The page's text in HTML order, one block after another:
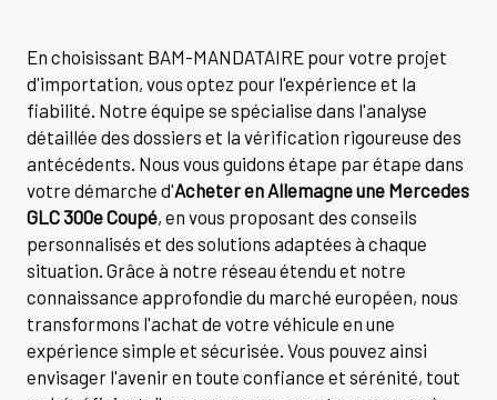
En choisissant BAM-MANDATAIRE pour votre projet
d'importation, vous optez pour l'expérience et la
fiabilité. Notre équipe se spécialise dans l'analyse
détaillée des dossiers et la vérification rigoureuse des
antécédents. Nous vous guidons étape par étape dans
votre démarche d'Acheter en Allemagne une Mercedes
GLC 300e Coupé, en vous proposant des conseils
personnalisés et des solutions adaptées à chaque
situation. Grâce à notre réseau étendu et notre
connaissance approfondie du marché européen, nous
transformons l'achat de votre véhicule en une
expérience simple et sécurisée. Vous pouvez ainsi
envisager l'avenir en toute confiance et sérénité, tout